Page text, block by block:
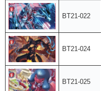
BT21-022
BT21-024
BT21-025